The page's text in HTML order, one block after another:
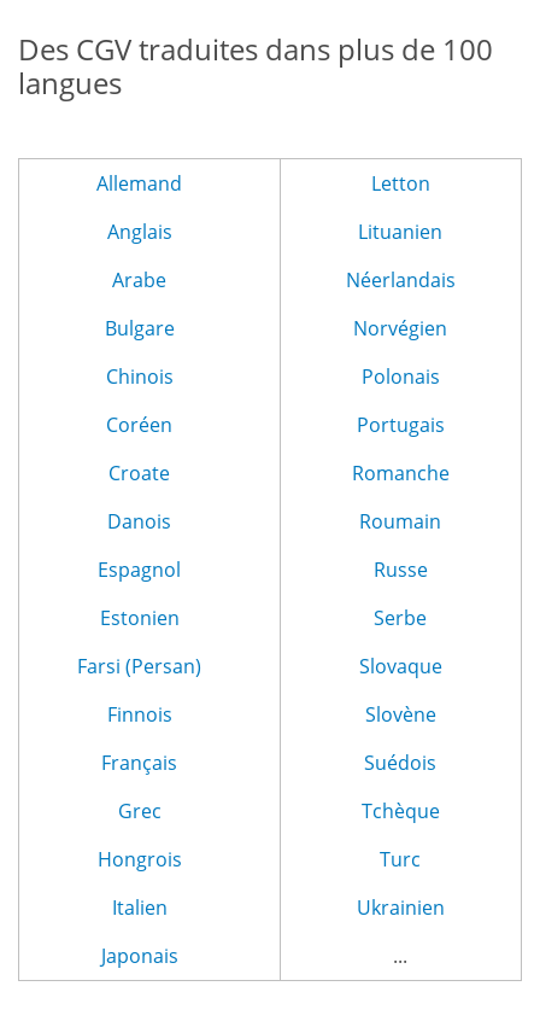
Des CGV traduites dans plus de 100
langues
Allemand
Anglais
Arabe
Bulgare
Chinois
Coréen
Croate
Danois
Espagnol
Estonien
Farsi (Persan)
Finnois
Français
Grec
Hongrois
Italien
Japonais
Letton
Lituanien
Néerlandais
Norvégien
Polonais
Portugais
Romanche
Roumain
Russe
Serbe
Slovaque
Slovène
Suédois
Tchèque
Turc
Ukrainien
...